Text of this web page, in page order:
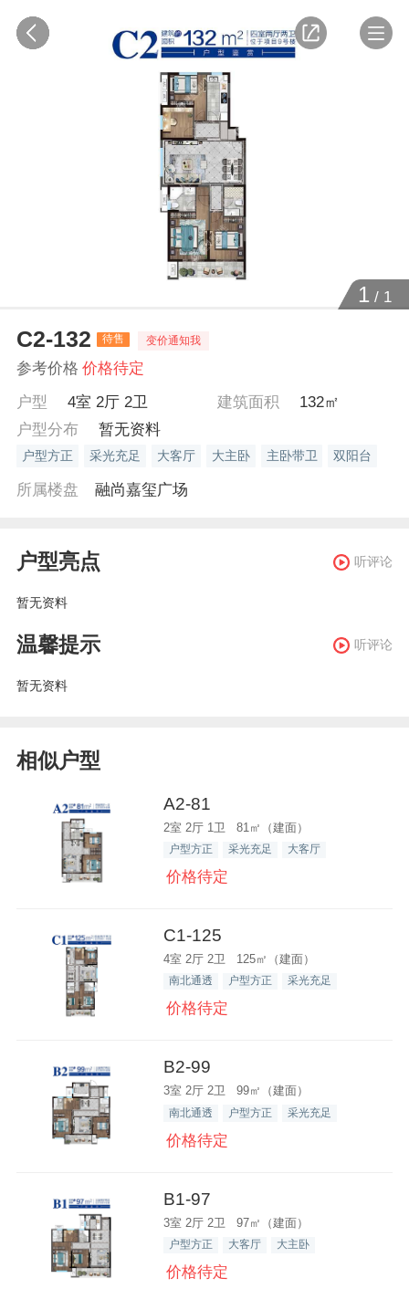
1 / 1
C2-132 待售 变价通知我
参考价格 价格待定
户型
4室 2厅 2卫 建筑面积
132㎡
户型分布
暂无资料
户型方正 采光充足 大客厅 大主卧 主卧带卫 双阳台
所属楼盘 融尚嘉玺广场
户型亮点 听评论
暂无资料
温馨提示 听评论
暂无资料
相似户型
A2-81
2室 2厅 1卫 81㎡（建面）
户型方正 采光充足 大客厅
价格待定
C1-125
4室 2厅 2卫 125㎡（建面）
南北通透 户型方正 采光充足
价格待定
B2-99
3室 2厅 2卫 99㎡（建面）
南北通透 户型方正 采光充足
价格待定
B1-97
3室 2厅 2卫 97㎡（建面）
户型方正 大客厅 大主卧
价格待定